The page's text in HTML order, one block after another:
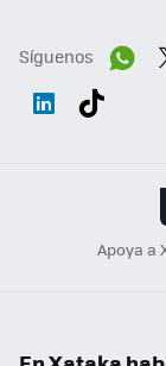
Síguenos
Apoya a